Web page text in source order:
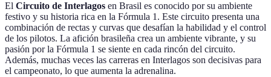
El Circuito de Interlagos en Brasil es conocido por su ambiente
festivo y su historia rica en la Fórmula 1. Este circuito presenta una
combinación de rectas y curvas que desafían la habilidad y el control
de los pilotos. La afición brasileña crea un ambiente vibrante, y su
pasión por la Fórmula 1 se siente en cada rincón del circuito.
Además, muchas veces las carreras en Interlagos son decisivas para
el campeonato, lo que aumenta la adrenalina.